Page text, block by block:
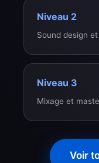
Niveau 2
Sound design
Niveau 3
Mixage et
Voir